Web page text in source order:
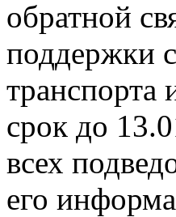
обратной
поддержки
транспорта
срок до
всех
его